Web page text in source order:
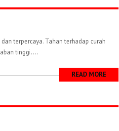
terpercaya. Tahan terhadap curah
tinggi....
READ MORE